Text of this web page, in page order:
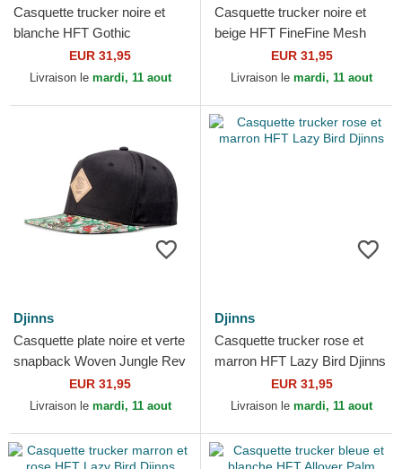
Casquette trucker noire et
blanche HFT Gothic
Freestyle Djinns
EUR 31,95
Livraison le mardi, 11 aout
Casquette trucker noire et
beige HFT FineFine Mesh
EUR 31,95
Livraison le mardi, 11 aout
Djinns
Casquette plate noire et verte
snapback Woven Jungle Rev
EUR 31,95
Livraison le mardi, 11 aout
Djinns
Casquette trucker rose et
marron HFT Lazy Bird Djinns
EUR 31,95
Livraison le mardi, 11 aout